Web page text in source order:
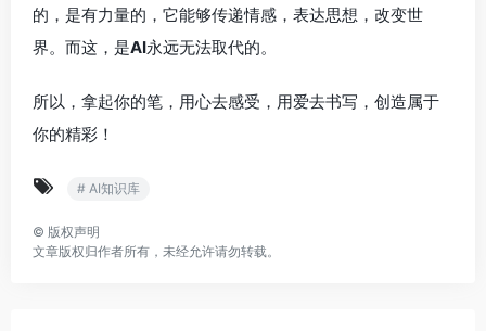
的，是有力量的，它能够传递情感，表达思想，改变世
界。而这，是AI永远无法取代的。
所以，拿起你的笔，用心去感受，用爱去书写，创造属于
你的精彩！
# AI知识库
© 版权声明
文章版权归作者所有，未经允许请勿转载。